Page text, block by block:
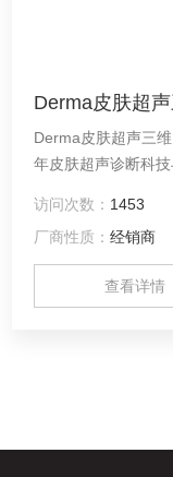
Derma皮肤超
Derma皮肤超声三
年皮肤超声诊断科
信息。可准确观察
并对真皮的密度及
行准确测量，为美
精准的数据。
访问次数： 1453
厂商性质：经销商
查看详情